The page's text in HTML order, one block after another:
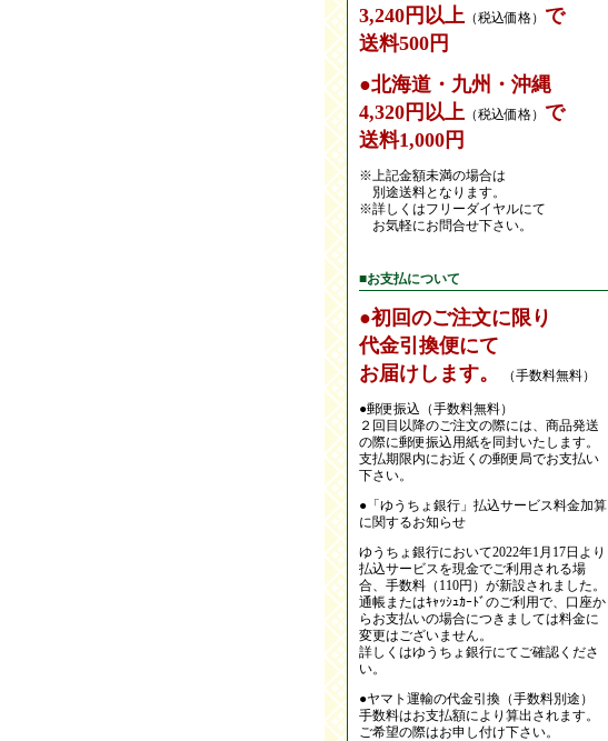
3,240円以上 （税込価格） で
送料500円
●北海道・九州・沖縄
4,320円以上 （税込価格） で
送料1,000円
※上記金額未満の場合は
別途送料となります。
※詳しくはフリーダイヤルにて
お気軽にお問合せ下さい。
■お支払について
●初回のご注文に限り
代金引換便にて
お届けします。
（手数料無料）
●郵便振込（手数料無料）
２回目以降のご注文の際には、商品発送
の際に郵便振込用紙を同封いたします。
支払期限内にお近くの郵便局でお支払い
下さい。
●「ゆうちょ銀行」払込サービス料金加算
に関するお知らせ
ゆうちょ銀行において2022年1月17日より
払込サービスを現金でご利用される場
合、手数料（110円）が新設されました。
通帳またはｷｬｯｼｭｶｰﾄﾞのご利用で、口座か
らお支払いの場合につきましては料金に
変更はございません。
詳しくはゆうちょ銀行にてご確認くださ
い。
●ヤマト運輸の代金引換（手数料別途）
手数料はお支払額により算出されます。
ご希望の際はお申し付け下さい。